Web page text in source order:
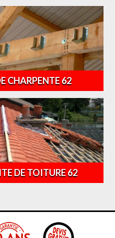
CHARPENTE 62
DE TOITURE 62